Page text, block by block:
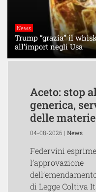
News
Trump “grazia” il
all’import negli Usa
Aceto: stop
generica,
delle
04-08-2026 | News
Federvini
l’approvazione
di Legge Coltiva